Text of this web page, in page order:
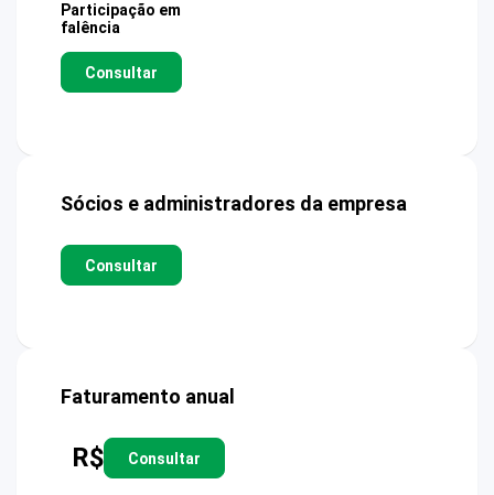
Participação em
falência
Consultar
Sócios e administradores da empresa
Consultar
Faturamento anual
R$ Consultar